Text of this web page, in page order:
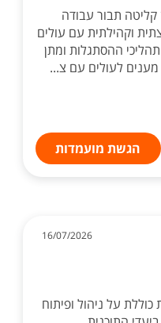
תבור עבודה
וקהילתית עם עולים
ההסתגלות ומתן
לעולים עם צ...
הגשת מועמדות
16/07/2026
על ניהול ופיתוח